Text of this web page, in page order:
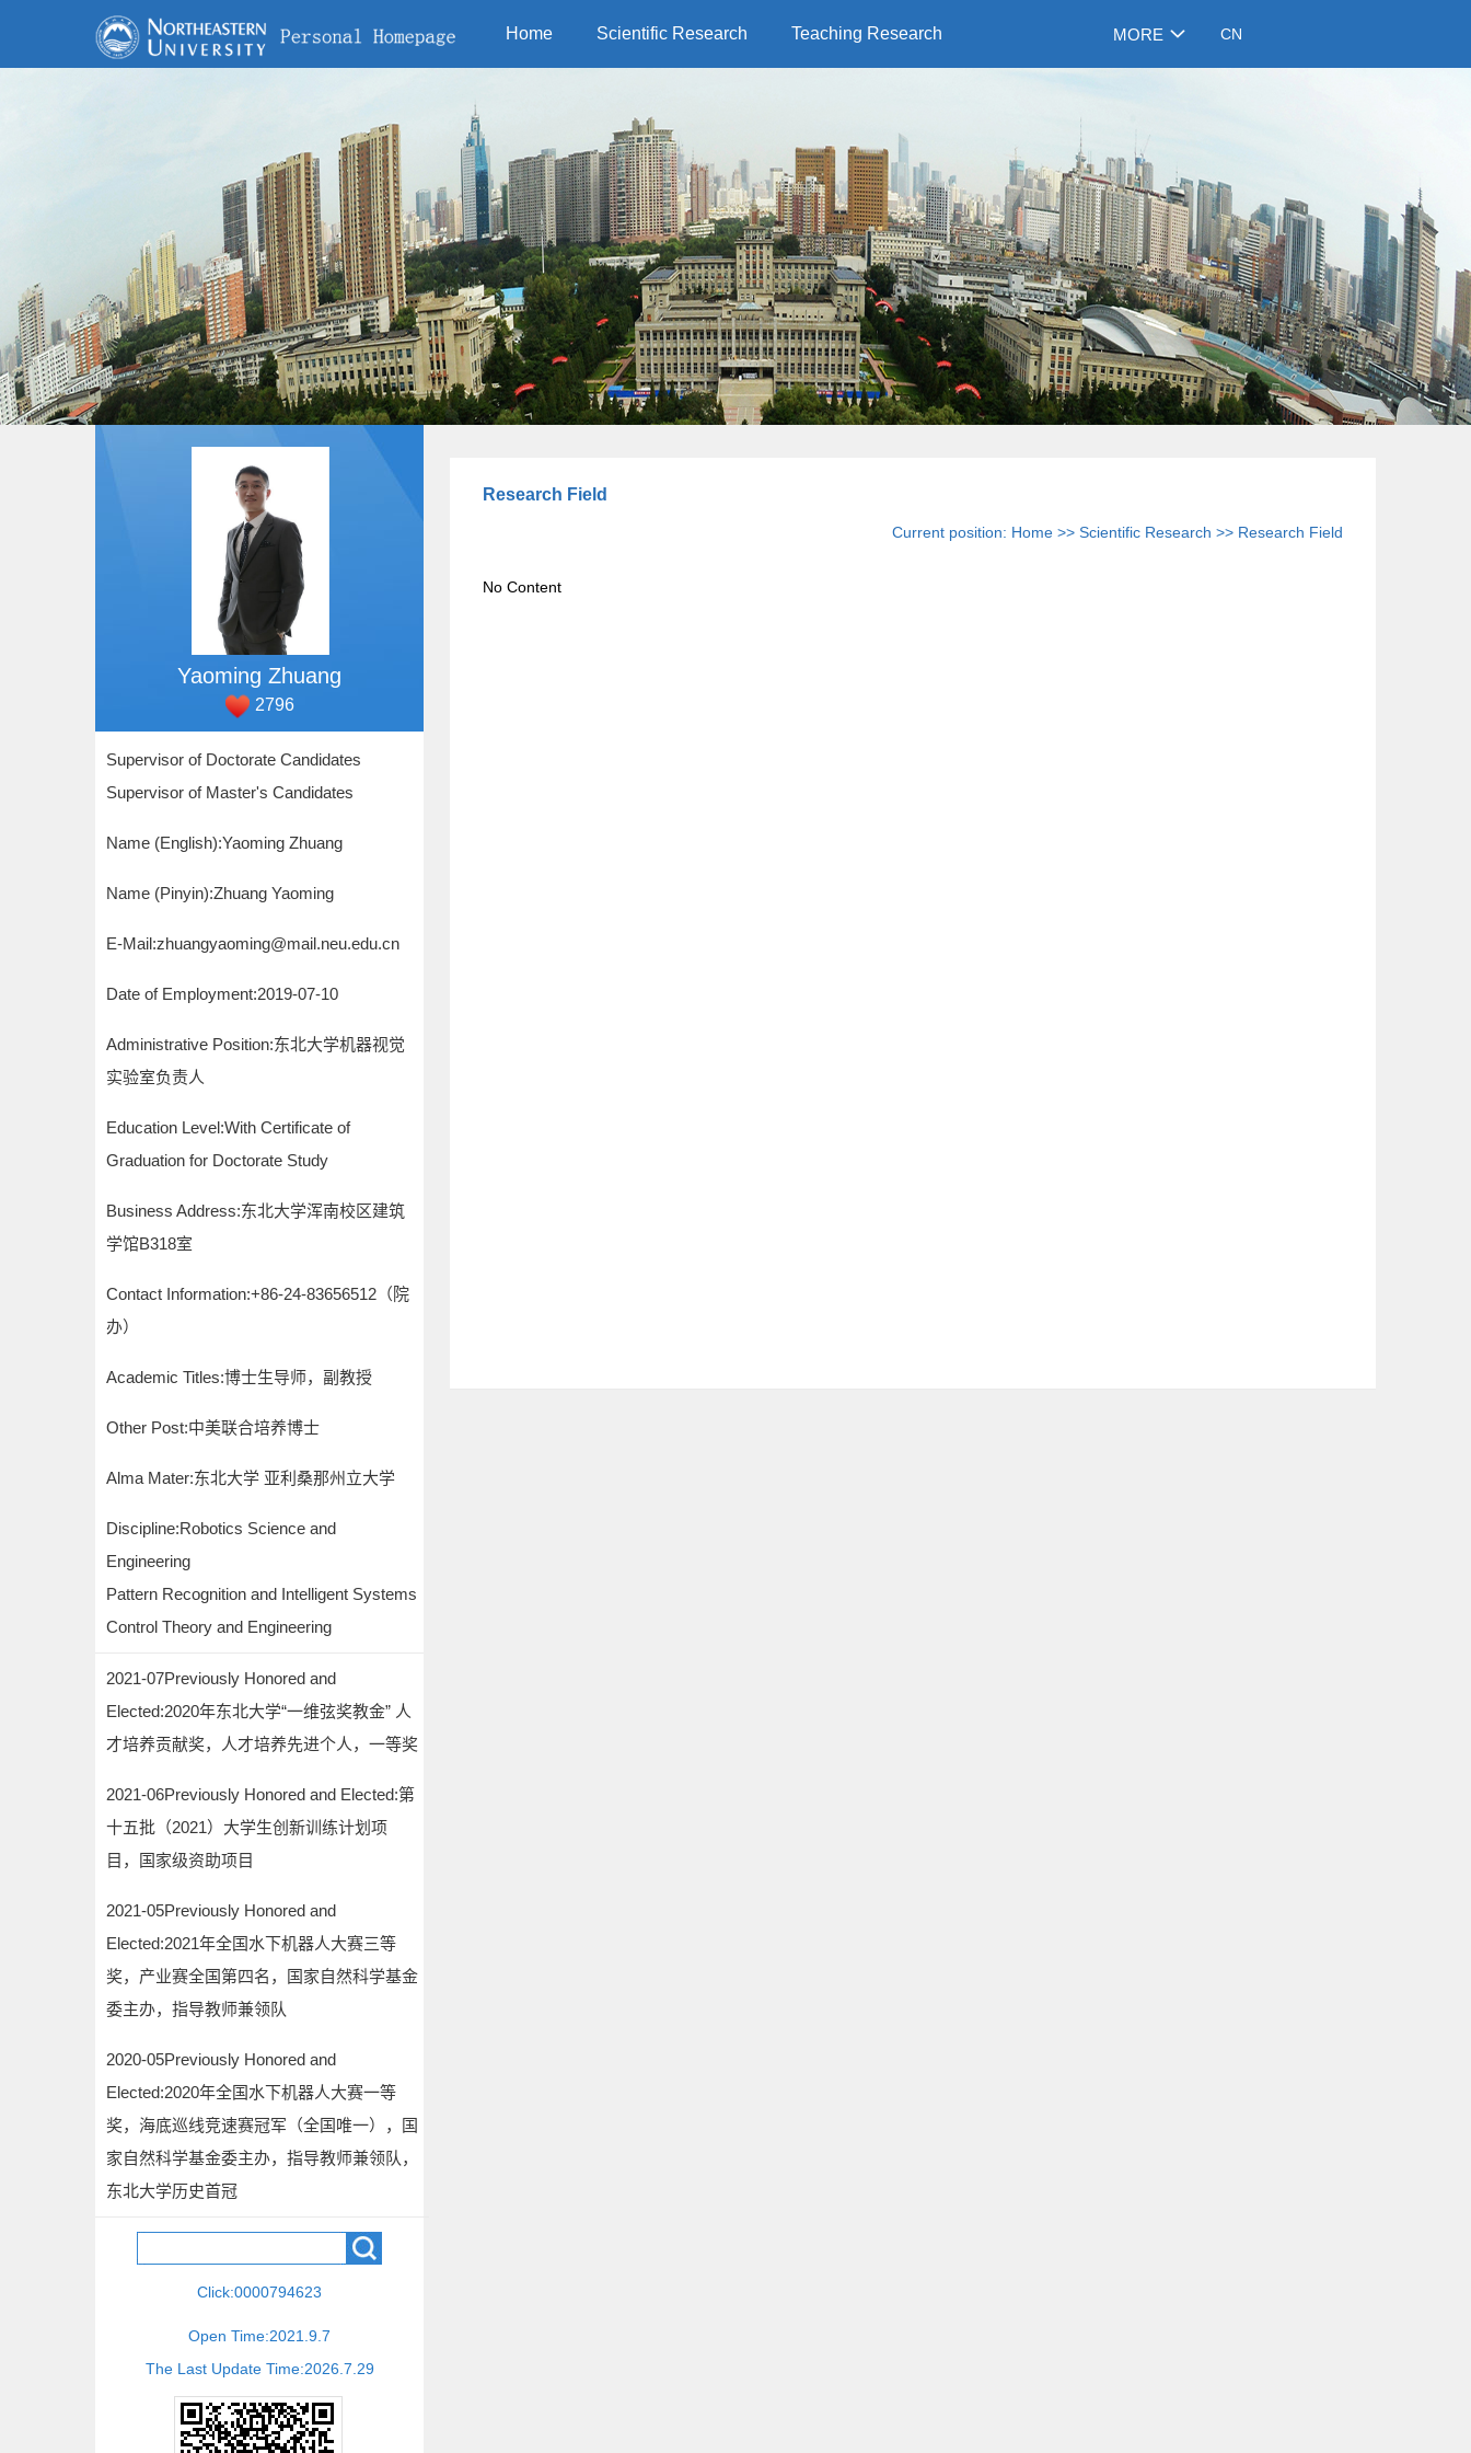
Home Scientific Research Teaching Research MORE CN
Yaoming Zhuang
2796
Supervisor of Doctorate Candidates
Supervisor of Master's Candidates
Name (English):Yaoming Zhuang
Name (Pinyin):Zhuang Yaoming
E-Mail:zhuangyaoming@mail.neu.edu.cn
Date of Employment:2019-07-10
Administrative Position:东北大学机器视觉
实验室负责人
Education Level:With Certificate of
Graduation for Doctorate Study
Business Address:东北大学浑南校区建筑
学馆B318室
Contact Information:+86-24-83656512（院
办）
Academic Titles:博士生导师，副教授
Other Post:中美联合培养博士
Alma Mater:东北大学 亚利桑那州立大学
Discipline:Robotics Science and
Engineering
Pattern Recognition and Intelligent Systems
Control Theory and Engineering
2021-07Previously Honored and
Elected:2020年东北大学“一维弦奖教金” 人
才培养贡献奖，人才培养先进个人，一等奖
2021-06Previously Honored and Elected:第
十五批（2021）大学生创新训练计划项
目，国家级资助项目
2021-05Previously Honored and
Elected:2021年全国水下机器人大赛三等
奖，产业赛全国第四名，国家自然科学基金
委主办，指导教师兼领队
2020-05Previously Honored and
Elected:2020年全国水下机器人大赛一等
奖，海底巡线竞速赛冠军（全国唯一），国
家自然科学基金委主办，指导教师兼领队，
东北大学历史首冠
Click:0000794623
Open Time:2021 9 7
The Last Update Time:2026 7 29
Research Field
Current position: Home >>Scientific Research >> Research Field
No Content